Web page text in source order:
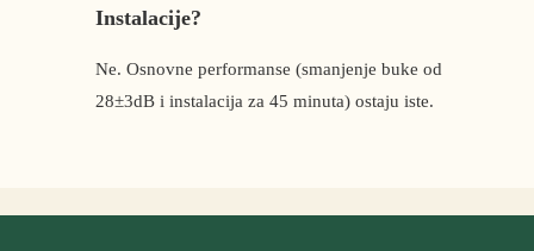
Instalacije?
Ne. Osnovne performanse (smanjenje buke od
28±3dB i instalacija za 45 minuta) ostaju iste.